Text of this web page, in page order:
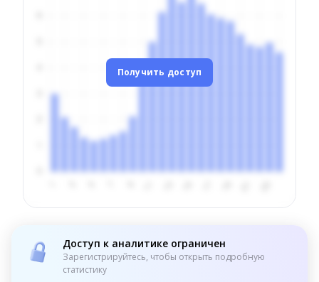
Получить доступ
Доступ к аналитике ограничен
Зарегистрируйтесь, чтобы открыть подробную
статистику